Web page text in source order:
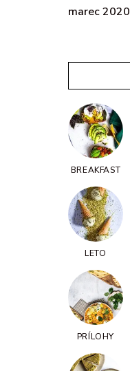
marec 2020
BREAKFAST
LETO
PRÍLOHY